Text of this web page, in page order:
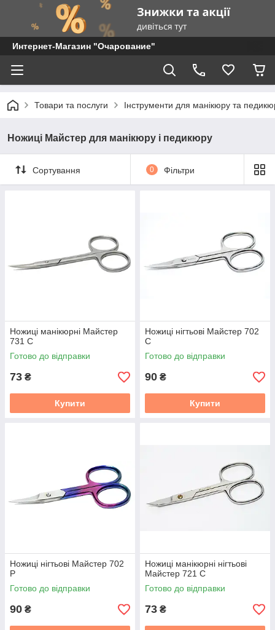
Интернет-Магазин "Очарование"
Товари та послуги Інструменти для манікюру та
Ножиці Майстер для манікюру і педикюру
Сортування 0 Фільтри
Ножиці манікюрні Майстер
731 С
Готово до відправки
73 ₴
Купити
Ножиці нігтьові Майстер 702
С
Готово до відправки
90 ₴
Купити
Ножиці нігтьові Майстер 702
Р
Готово до відправки
90 ₴
Ножиці манікюрні нігтьові
Майстер 721 С
Готово до відправки
73 ₴